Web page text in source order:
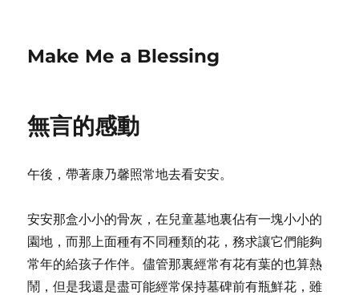
Make Me a Blessing
無言的感動
午後，帶著康乃馨照常地去看安安。
安安那盒小小的骨灰，在兒童墓地裏佔有一塊小小的
園地，而那上面種有不同種類的花，務求讓它們能夠
常年的給孩子作伴。儘管那裏經常有花有葉的也算熱
鬧，但是我還是盡可能經常保持墓碑前有瓶鮮花，雖